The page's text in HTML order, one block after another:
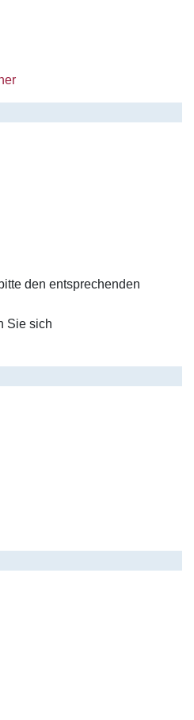
den entsprechenden
Sie sich